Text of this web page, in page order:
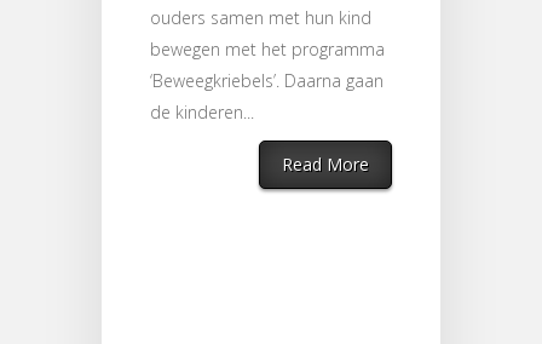
ouders samen met hun kind
bewegen met het programma
‘Beweegkriebels’. Daarna gaan
de kinderen...
Read More